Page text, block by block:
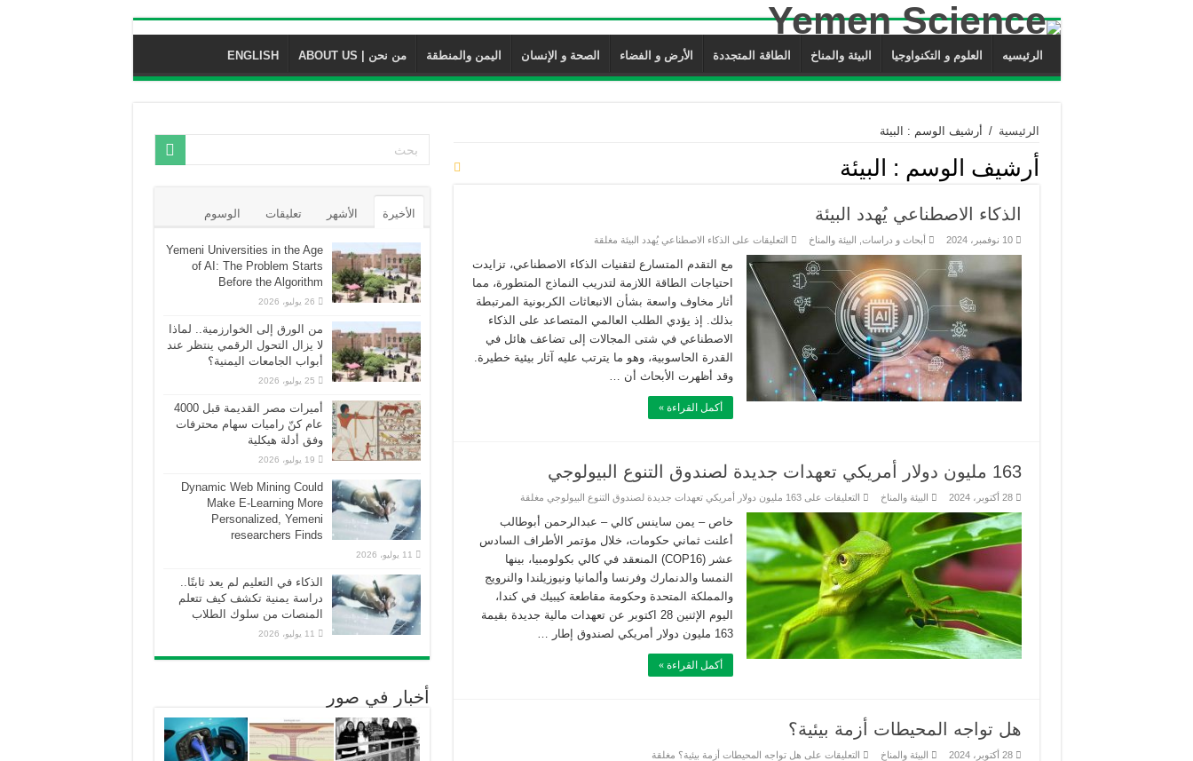
الرئيسيه العلوم و التكنواوجيا البيئة والمناخ الطاقة المتجددة الأرض و الفضاء الصحة و الإنسان اليمن والمنطقة من نحن | ABOUT US ENGLISH
الرئيسية / أرشيف الوسم : البيئة
أرشيف الوسم : البيئة
الذكاء الاصطناعي يُهدد البيئة
10 نوفمبر، 2024 أبحاث و دراسات البيئة والمناخ التعليقات على الذكاء الاصطناعي يُهدد البيئة مغلقة
مع التقدم المتسارع لتقنيات الذكاء الاصطناعي، تزايدت
احتياجات الطاقة اللازمة لتدريب النماذج المتطورة، مما
أثار مخاوف واسعة بشأن الانبعاثات الكربونية المرتبطة
بذلك. إذ يؤدي الطلب العالمي المتصاعد على الذكاء
الاصطناعي في شتى المجالات إلى تضاعف هائل في
القدرة الحاسوبية، وهو ما يترتب عليه آثار بيئية خطيرة.
وقد أظهرت الأبحاث أن …
أكمل القراءة »
163 مليون دولار أمريكي تعهدات جديدة لصندوق التنوع البيولوجي
28 أكتوبر، 2024 البيئة والمناخ التعليقات على 163 مليون دولار أمريكي تعهدات جديدة لصندوق التنوع البيولوجي مغلقة
خاص – يمن ساينس كالي – عبدالرحمن أبوطالب
أعلنت ثماني حكومات، خلال مؤتمر الأطراف السادس
عشر (COP16) المنعقد في كالي بكولومبيا، بينها
النمسا والدنمارك وفرنسا وألمانيا ونيوزيلندا والنرويج
والمملكة المتحدة وحكومة مقاطعة كيبيك في كندا،
اليوم الإثنين 28 اكتوبر عن تعهدات مالية جديدة بقيمة
163 مليون دولار أمريكي لصندوق إطار …
أكمل القراءة »
هل تواجه المحيطات أزمة بيئية؟
28 أكتوبر، 2024 البيئة والمناخ التعليقات على هل تواجه المحيطات أزمة بيئية؟ مغلقة
الأخيرة الأشهر تعليقات الوسوم
Yemeni Universities in the Age
of AI: The Problem Starts
Before the Algorithm
26 يوليو، 2026
من الورق إلى الخوارزمية.. لماذا
لا يزال التحول الرقمي ينتظر عند
أبواب الجامعات اليمنية؟
25 يوليو، 2026
أميرات مصر القديمة قبل 4000
عام كنّ راميات سهام محترفات
وفق أدلة هيكلية
19 يوليو، 2026
Dynamic Web Mining Could
Make E-Learning More
Personalized, Yemeni
researchers Finds
11 يوليو، 2026
الذكاء في التعليم لم يعد ثابتًا..
دراسة يمنية تكشف كيف تتعلم
المنصات من سلوك الطلاب
11 يوليو، 2026
أخبار في صور